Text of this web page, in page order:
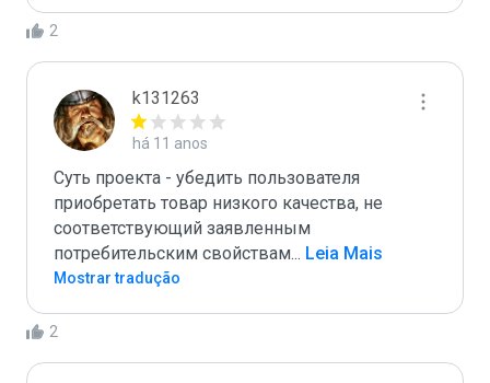
2
k131263
há 11 anos
Суть проекта - убедить пользователя
приобретать товар низкого качества, не
соответствующий заявленным
потребительским свойствам... Leia Mais
Mostrar tradução
2